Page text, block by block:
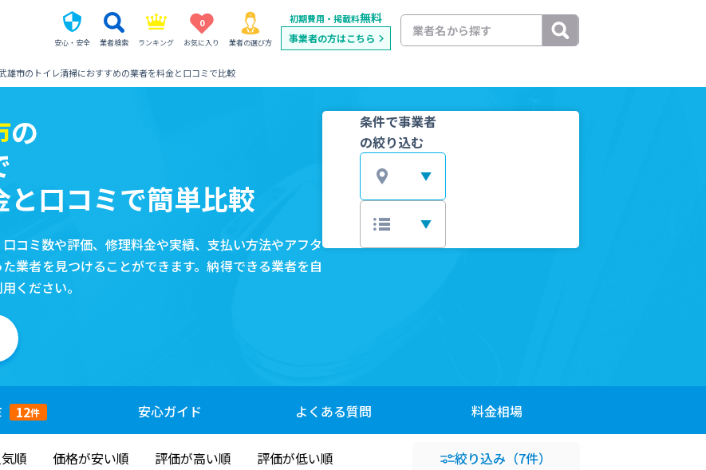
安心・安全 業者検索 ランキング
0
お気に入り 業者の選び方
初期費用・掲載料無料
事業者の方はこちら
雄市のトイレ清掃におすすめの業者を料金と口コミで比較
の
と口コミで簡単比較
コミ数や評価、修理料金や実績、支払い方法やアフタ
業者を見つけることができます。納得できる業者を自
ください。
条件で事業者
の絞り込む
12件 安心ガイド よくある質問 料金相場
順 価格が安い順 評価が高い順 評価が低い順 絞り込み （7件）